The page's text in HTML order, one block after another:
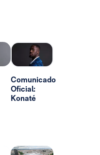
Comunicado
Oficial:
Konaté